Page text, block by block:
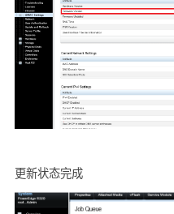
更新状态完成